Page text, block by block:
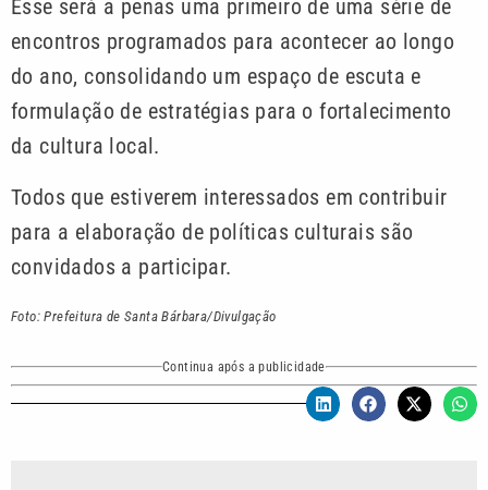
Esse será a penas uma primeiro de uma série de
encontros programados para acontecer ao longo
do ano, consolidando um espaço de escuta e
formulação de estratégias para o fortalecimento
da cultura local.
Todos que estiverem interessados em contribuir
para a elaboração de políticas culturais são
convidados a participar.
Foto: Prefeitura de Santa Bárbara/Divulgação
Continua após a publicidade